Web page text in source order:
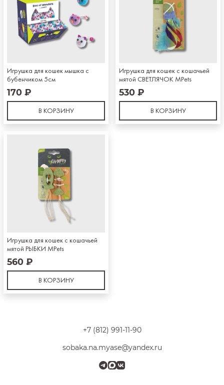
Игрушка для кошек мышка с
бубенчиком 5см
170 ₽
В КОРЗИНУ
Игрушка для кошек с кошачьей
мятой СВЕТЛЯЧОК MPets
530 ₽
В КОРЗИНУ
Игрушка для кошек с кошачьей
мятой РЫБКИ MPets
560 ₽
В КОРЗИНУ
+7 (812) 991-11-90
sobaka.na.myase@yandex.ru